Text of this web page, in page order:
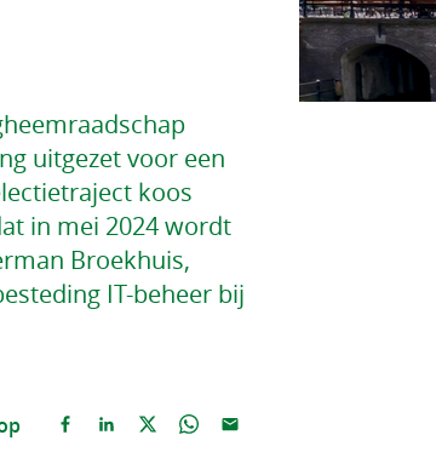
uitgezet voor een
koos
in mei 2024 wordt
Broekhuis,
IT-beheer bij